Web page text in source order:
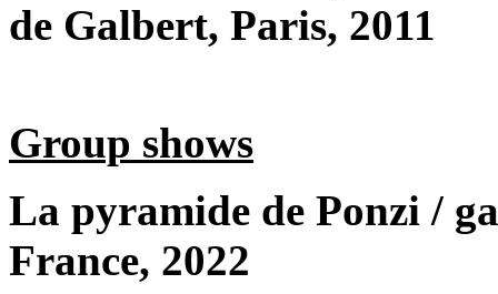
de Galbert, Paris, 2011
Group shows
La pyramide de Ponzi /
France, 2022